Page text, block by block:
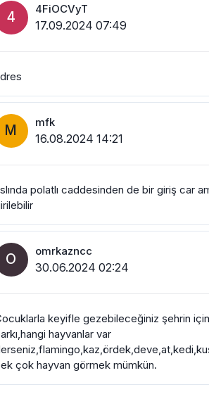
4 4FiOCVyT
17.09.2024 07:49
M mfk
16.08.2024 14:21
polatlı caddesinden de bir giriş car
O omrkazncc
30.06.2024 02:24
keyifle gezebileceğiniz şehrin
hayvanlar var
çok hayvan görmek mümkün.